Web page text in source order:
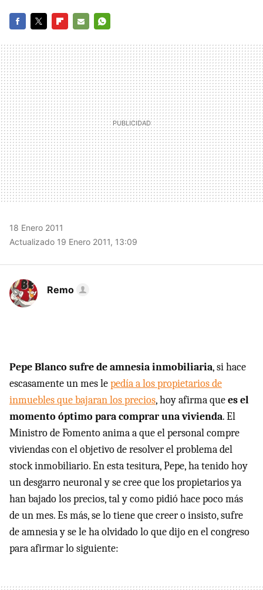
MAIL
18 Enero 2011
Actualizado 19 Enero 2011, 13:09
Remo
Pepe Blanco sufre de amnesia inmobiliaria, si hace
escasamente un mes lepedía a los propietarios de
inmuebles que bajaran los precios, hoy afirma quees el
momento óptimo para comprar una vivienda. El
Ministro de Fomento anima a que el personal compre
viviendas con el objetivo de resolver el problema del
stock inmobiliario. En esta tesitura, Pepe, ha tenido hoy
un desgarro neuronal y se cree que los propietarios ya
han bajado los precios, tal y como pidió hace poco más
de un mes. Es más, se lo tiene que creer o insisto, sufre
de amnesia y se le ha olvidado lo que dijo en el congreso
para afirmar lo siguiente: